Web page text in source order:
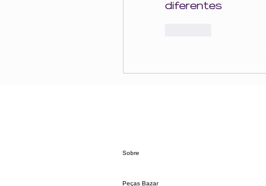
diferentes
Sobre
Peças Bazar